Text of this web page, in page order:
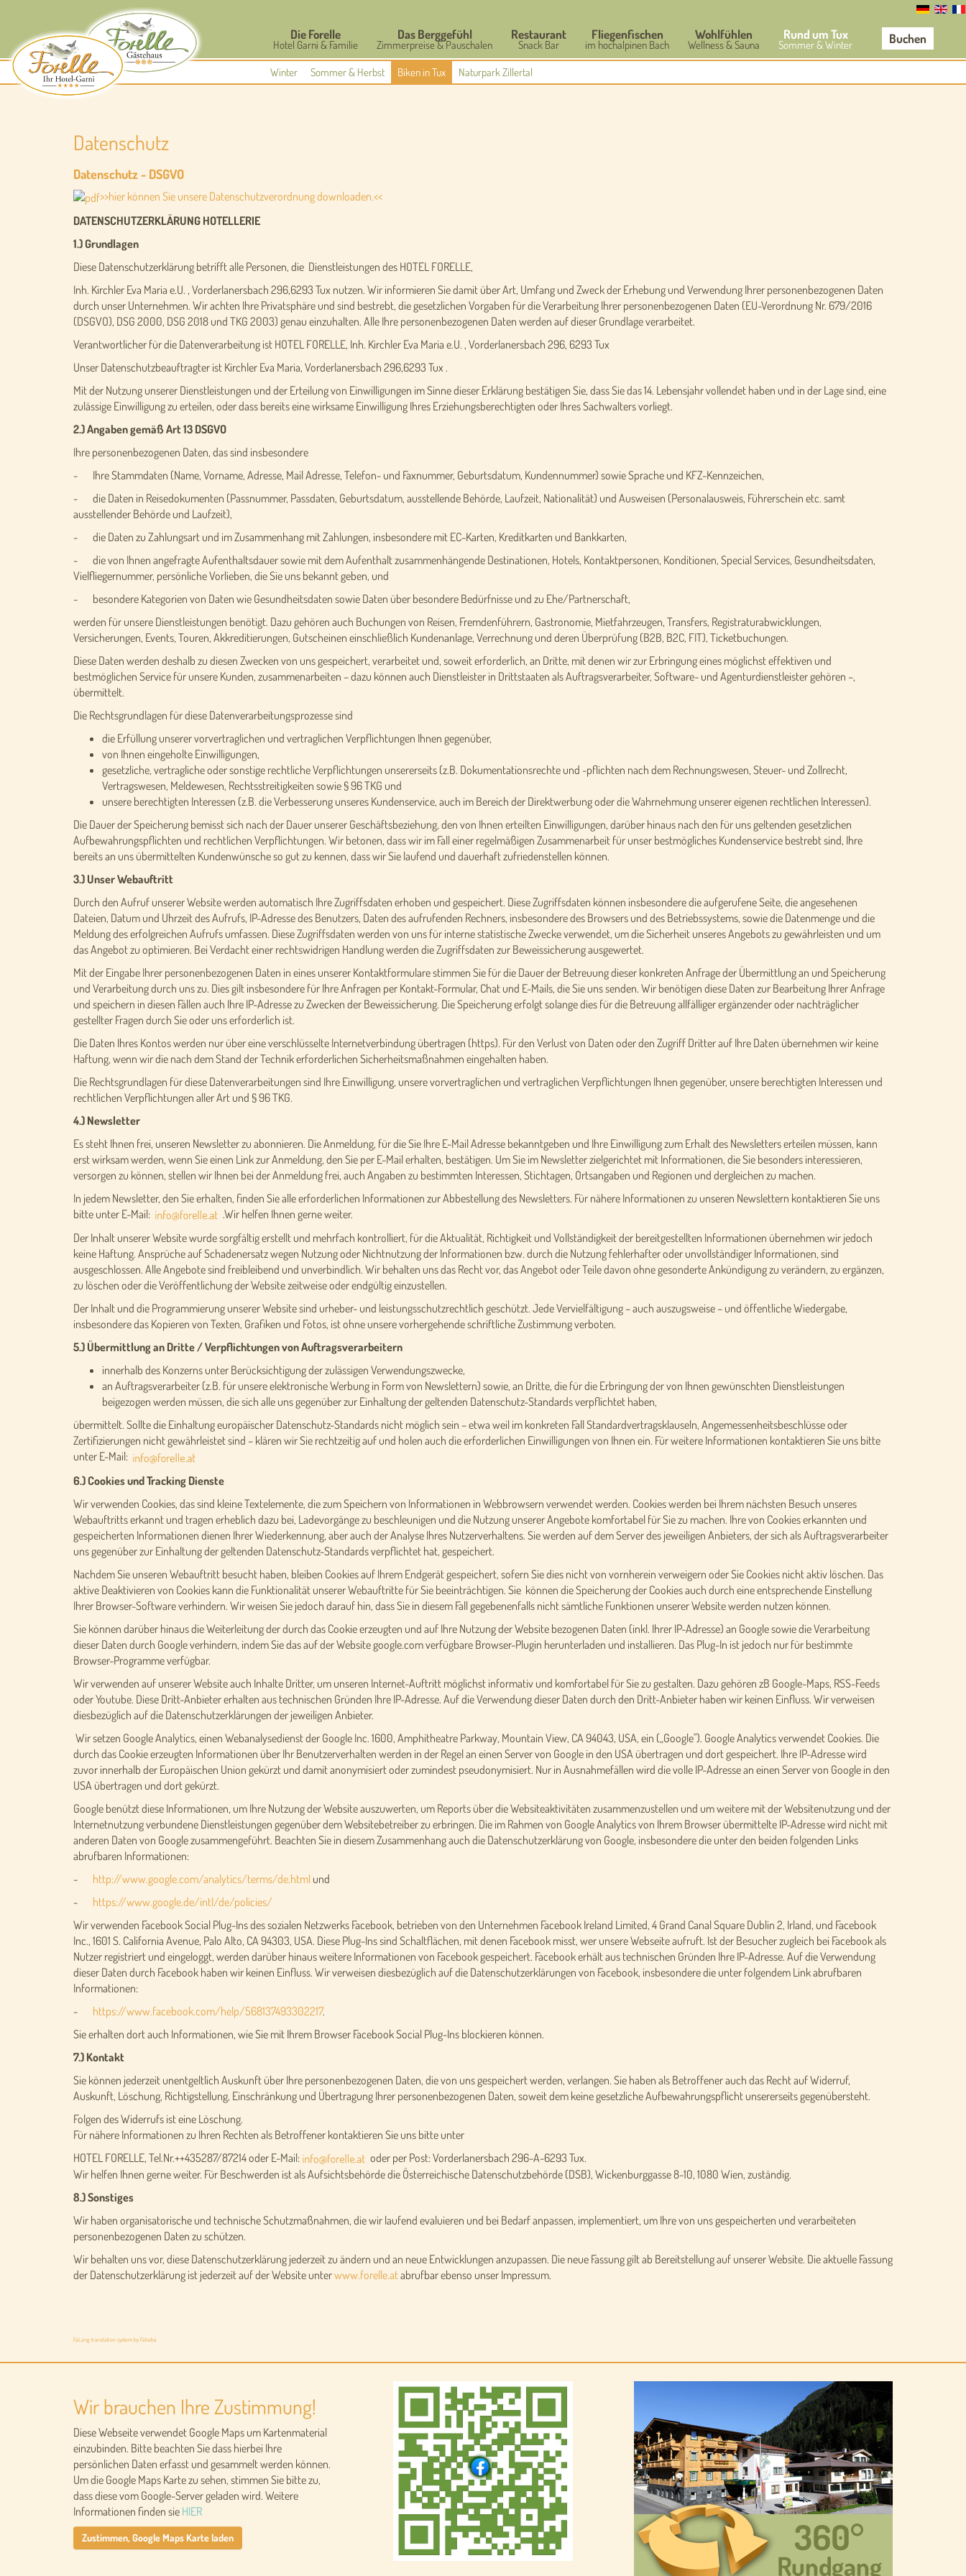
Die Forelle
Hotel Garni & Familie
Das Berggefühl
Zimmerpreise & Pauschalen
Restaurant
Snack Bar
Fliegenfischen
im hochalpinen Bach
Wohlfühlen
Wellness & Sauna
Rund um Tux
Sommer & Winter Buchen
Winter Sommer & Herbst Biken in Tux Naturpark Zillertal
Datenschutz
Datenschutz - DSGVO
>>hier können Sie unsere Datenschutzverordnung downloaden.<<
DATENSCHUTZERKLÄRUNG HOTELLERIE
1.) Grundlagen
Diese Datenschutzerklärung betrifft alle Personen, die Dienstleistungen des HOTEL FORELLE,
Inh. Kirchler Eva Maria e.U. , Vorderlanersbach 296,6293 Tux nutzen. Wir informieren Sie damit über Art, Umfang und Zweck der Erhebung und Verwendung Ihrer personenbezogenen Daten
durch unser Unternehmen. Wir achten Ihre Privatsphäre und sind bestrebt, die gesetzlichen Vorgaben für die Verarbeitung Ihrer personenbezogenen Daten (EU-Verordnung Nr. 679/2016
(DSGVO), DSG 2000, DSG 2018 und TKG 2003) genau einzuhalten. Alle Ihre personenbezogenen Daten werden auf dieser Grundlage verarbeitet.
Verantwortlicher für die Datenverarbeitung ist HOTEL FORELLE, Inh. Kirchler Eva Maria e.U. , Vorderlanersbach 296, 6293 Tux
Unser Datenschutzbeauftragter ist Kirchler Eva Maria, Vorderlanersbach 296,6293 Tux .
Mit der Nutzung unserer Dienstleistungen und der Erteilung von Einwilligungen im Sinne dieser Erklärung bestätigen Sie, dass Sie das 14. Lebensjahr vollendet haben und in der Lage sind, eine
zulässige Einwilligung zu erteilen, oder dass bereits eine wirksame Einwilligung Ihres Erziehungsberechtigten oder Ihres Sachwalters vorliegt.
2.) Angaben gemäß Art 13 DSGVO
Ihre personenbezogenen Daten, das sind insbesondere
- Ihre Stammdaten (Name, Vorname, Adresse, Mail Adresse, Telefon- und Faxnummer, Geburtsdatum, Kundennummer) sowie Sprache und KFZ-Kennzeichen,
- die Daten in Reisedokumenten (Passnummer, Passdaten, Geburtsdatum, ausstellende Behörde, Laufzeit, Nationalität) und Ausweisen (Personalausweis, Führerschein etc. samt
ausstellender Behörde und Laufzeit),
- die Daten zu Zahlungsart und im Zusammenhang mit Zahlungen, insbesondere mit EC-Karten, Kreditkarten und Bankkarten,
- die von Ihnen angefragte Aufenthaltsdauer sowie mit dem Aufenthalt zusammenhängende Destinationen, Hotels, Kontaktpersonen, Konditionen, Special Services, Gesundheitsdaten,
Vielfliegernummer, persönliche Vorlieben, die Sie uns bekannt geben, und
- besondere Kategorien von Daten wie Gesundheitsdaten sowie Daten über besondere Bedürfnisse und zu Ehe/Partnerschaft,
werden für unsere Dienstleistungen benötigt. Dazu gehören auch Buchungen von Reisen, Fremdenführern, Gastronomie, Mietfahrzeugen, Transfers, Registraturabwicklungen,
Versicherungen, Events, Touren, Akkreditierungen, Gutscheinen einschließlich Kundenanlage, Verrechnung und deren Überprüfung (B2B, B2C, FIT), Ticketbuchungen.
Diese Daten werden deshalb zu diesen Zwecken von uns gespeichert, verarbeitet und, soweit erforderlich, an Dritte, mit denen wir zur Erbringung eines möglichst effektiven und
bestmöglichen Service für unsere Kunden, zusammenarbeiten – dazu können auch Dienstleister in Drittstaaten als Auftragsverarbeiter, Software- und Agenturdienstleister gehören –,
übermittelt.
Die Rechtsgrundlagen für diese Datenverarbeitungsprozesse sind
die Erfüllung unserer vorvertraglichen und vertraglichen Verpflichtungen Ihnen gegenüber,
von Ihnen eingeholte Einwilligungen,
gesetzliche, vertragliche oder sonstige rechtliche Verpflichtungen unsererseits (z.B. Dokumentationsrechte und -pflichten nach dem Rechnungswesen, Steuer- und Zollrecht,
Vertragswesen, Meldewesen, Rechtsstreitigkeiten sowie § 96 TKG und
unsere berechtigten Interessen (z.B. die Verbesserung unseres Kundenservice, auch im Bereich der Direktwerbung oder die Wahrnehmung unserer eigenen rechtlichen Interessen).
Die Dauer der Speicherung bemisst sich nach der Dauer unserer Geschäftsbeziehung, den von Ihnen erteilten Einwilligungen, darüber hinaus nach den für uns geltenden gesetzlichen
Aufbewahrungspflichten und rechtlichen Verpflichtungen. Wir betonen, dass wir im Fall einer regelmäßigen Zusammenarbeit für unser bestmögliches Kundenservice bestrebt sind, Ihre
bereits an uns übermittelten Kundenwünsche so gut zu kennen, dass wir Sie laufend und dauerhaft zufriedenstellen können.
3.) Unser Webauftritt
Durch den Aufruf unserer Website werden automatisch Ihre Zugriffsdaten erhoben und gespeichert. Diese Zugriffsdaten können insbesondere die aufgerufene Seite, die angesehenen
Dateien, Datum und Uhrzeit des Aufrufs, IP-Adresse des Benutzers, Daten des aufrufenden Rechners, insbesondere des Browsers und des Betriebssystems, sowie die Datenmenge und die
Meldung des erfolgreichen Aufrufs umfassen. Diese Zugriffsdaten werden von uns für interne statistische Zwecke verwendet, um die Sicherheit unseres Angebots zu gewährleisten und um
das Angebot zu optimieren. Bei Verdacht einer rechtswidrigen Handlung werden die Zugriffsdaten zur Beweissicherung ausgewertet.
Mit der Eingabe Ihrer personenbezogenen Daten in eines unserer Kontaktformulare stimmen Sie für die Dauer der Betreuung dieser konkreten Anfrage der Übermittlung an und Speicherung
und Verarbeitung durch uns zu. Dies gilt insbesondere für Ihre Anfragen per Kontakt-Formular, Chat und E-Mails, die Sie uns senden. Wir benötigen diese Daten zur Bearbeitung Ihrer Anfrage
und speichern in diesen Fällen auch Ihre IP-Adresse zu Zwecken der Beweissicherung. Die Speicherung erfolgt solange dies für die Betreuung allfälliger ergänzender oder nachträglicher
gestellter Fragen durch Sie oder uns erforderlich ist.
Die Daten Ihres Kontos werden nur über eine verschlüsselte Internetverbindung übertragen (https). Für den Verlust von Daten oder den Zugriff Dritter auf Ihre Daten übernehmen wir keine
Haftung, wenn wir die nach dem Stand der Technik erforderlichen Sicherheitsmaßnahmen eingehalten haben.
Die Rechtsgrundlagen für diese Datenverarbeitungen sind Ihre Einwilligung, unsere vorvertraglichen und vertraglichen Verpflichtungen Ihnen gegenüber, unsere berechtigten Interessen und
rechtlichen Verpflichtungen aller Art und § 96 TKG.
4.) Newsletter
Es steht Ihnen frei, unseren Newsletter zu abonnieren. Die Anmeldung, für die Sie Ihre E-Mail Adresse bekanntgeben und Ihre Einwilligung zum Erhalt des Newsletters erteilen müssen, kann
erst wirksam werden, wenn Sie einen Link zur Anmeldung, den Sie per E-Mail erhalten, bestätigen. Um Sie im Newsletter zielgerichtet mit Informationen, die Sie besonders interessieren,
versorgen zu können, stellen wir Ihnen bei der Anmeldung frei, auch Angaben zu bestimmten Interessen, Stichtagen, Ortsangaben und Regionen und dergleichen zu machen.
In jedem Newsletter, den Sie erhalten, finden Sie alle erforderlichen Informationen zur Abbestellung des Newsletters. Für nähere Informationen zu unseren Newslettern kontaktieren Sie uns
bitte unter E-Mail:
.Wir helfen Ihnen gerne weiter.
Der Inhalt unserer Website wurde sorgfältig erstellt und mehrfach kontrolliert, für die Aktualität, Richtigkeit und Vollständigkeit der bereitgestellten Informationen übernehmen wir jedoch
keine Haftung. Ansprüche auf Schadenersatz wegen Nutzung oder Nichtnutzung der Informationen bzw. durch die Nutzung fehlerhafter oder unvollständiger Informationen, sind
ausgeschlossen. Alle Angebote sind freibleibend und unverbindlich. Wir behalten uns das Recht vor, das Angebot oder Teile davon ohne gesonderte Ankündigung zu verändern, zu ergänzen,
zu löschen oder die Veröffentlichung der Website zeitweise oder endgültig einzustellen.
Der Inhalt und die Programmierung unserer Website sind urheber- und leistungsschutzrechtlich geschützt. Jede Vervielfältigung – auch auszugsweise – und öffentliche Wiedergabe,
insbesondere das Kopieren von Texten, Grafiken und Fotos, ist ohne unsere vorhergehende schriftliche Zustimmung verboten.
5.) Übermittlung an Dritte / Verpflichtungen von Auftragsverarbeitern
innerhalb des Konzerns unter Berücksichtigung der zulässigen Verwendungszwecke,
an Auftragsverarbeiter (z.B. für unsere elektronische Werbung in Form von Newslettern) sowie, an Dritte, die für die Erbringung der von Ihnen gewünschten Dienstleistungen
beigezogen werden müssen, die sich alle uns gegenüber zur Einhaltung der geltenden Datenschutz-Standards verpflichtet haben,
übermittelt. Sollte die Einhaltung europäischer Datenschutz-Standards nicht möglich sein – etwa weil im konkreten Fall Standardvertragsklauseln, Angemessenheitsbeschlüsse oder
Zertifizierungen nicht gewährleistet sind – klären wir Sie rechtzeitig auf und holen auch die erforderlichen Einwilligungen von Ihnen ein. Für weitere Informationen kontaktieren Sie uns bitte
unter E-Mail:
6.) Cookies und Tracking Dienste
Wir verwenden Cookies, das sind kleine Textelemente, die zum Speichern von Informationen in Webbrowsern verwendet werden. Cookies werden bei Ihrem nächsten Besuch unseres
Webauftritts erkannt und tragen erheblich dazu bei, Ladevorgänge zu beschleunigen und die Nutzung unserer Angebote komfortabel für Sie zu machen. Ihre von Cookies erkannten und
gespeicherten Informationen dienen Ihrer Wiederkennung, aber auch der Analyse Ihres Nutzerverhaltens. Sie werden auf dem Server des jeweiligen Anbieters, der sich als Auftragsverarbeiter
uns gegenüber zur Einhaltung der geltenden Datenschutz-Standards verpflichtet hat, gespeichert.
Nachdem Sie unseren Webauftritt besucht haben, bleiben Cookies auf Ihrem Endgerät gespeichert, sofern Sie dies nicht von vornherein verweigern oder Sie Cookies nicht aktiv löschen. Das
aktive Deaktivieren von Cookies kann die Funktionalität unserer Webauftritte für Sie beeinträchtigen. Sie können die Speicherung der Cookies auch durch eine entsprechende Einstellung
Ihrer Browser-Software verhindern. Wir weisen Sie jedoch darauf hin, dass Sie in diesem Fall gegebenenfalls nicht sämtliche Funktionen unserer Website werden nutzen können.
Sie können darüber hinaus die Weiterleitung der durch das Cookie erzeugten und auf Ihre Nutzung der Website bezogenen Daten (inkl. Ihrer IP-Adresse) an Google sowie die Verarbeitung
dieser Daten durch Google verhindern, indem Sie das auf der Website google.com verfügbare Browser-Plugin herunterladen und installieren. Das Plug-In ist jedoch nur für bestimmte
Browser-Programme verfügbar.
Wir verwenden auf unserer Website auch Inhalte Dritter, um unseren Internet-Auftritt möglichst informativ und komfortabel für Sie zu gestalten. Dazu gehören zB Google-Maps, RSS-Feeds
oder Youtube. Diese Dritt-Anbieter erhalten aus technischen Gründen Ihre IP-Adresse. Auf die Verwendung dieser Daten durch den Dritt-Anbieter haben wir keinen Einfluss. Wir verweisen
diesbezüglich auf die Datenschutzerklärungen der jeweiligen Anbieter.
Wir setzen Google Analytics, einen Webanalysedienst der Google Inc. 1600, Amphitheatre Parkway, Mountain View, CA 94043, USA, ein („Google"). Google Analytics verwendet Cookies. Die
durch das Cookie erzeugten Informationen über Ihr Benutzerverhalten werden in der Regel an einen Server von Google in den USA übertragen und dort gespeichert. Ihre IP-Adresse wird
zuvor innerhalb der Europäischen Union gekürzt und damit anonymisiert oder zumindest pseudonymisiert. Nur in Ausnahmefällen wird die volle IP-Adresse an einen Server von Google in den
USA übertragen und dort gekürzt.
Google benützt diese Informationen, um Ihre Nutzung der Website auszuwerten, um Reports über die Websiteaktivitäten zusammenzustellen und um weitere mit der Websitenutzung und der
Internetnutzung verbundene Dienstleistungen gegenüber dem Websitebetreiber zu erbringen. Die im Rahmen von Google Analytics von Ihrem Browser übermittelte IP-Adresse wird nicht mit
anderen Daten von Google zusammengeführt. Beachten Sie in diesem Zusammenhang auch die Datenschutzerklärung von Google, insbesondere die unter den beiden folgenden Links
abrufbaren Informationen:
- http://www.google.com/analytics/terms/de.html und
- https://www.google.de/intl/de/policies/
Wir verwenden Facebook Social Plug-Ins des sozialen Netzwerks Facebook, betrieben von den Unternehmen Facebook Ireland Limited, 4 Grand Canal Square Dublin 2, Irland, und Facebook
Inc., 1601 S. California Avenue, Palo Alto, CA 94303, USA. Diese Plug-Ins sind Schaltflächen, mit denen Facebook misst, wer unsere Webseite aufruft. Ist der Besucher zugleich bei Facebook als
Nutzer registriert und eingeloggt, werden darüber hinaus weitere Informationen von Facebook gespeichert. Facebook erhält aus technischen Gründen Ihre IP-Adresse. Auf die Verwendung
dieser Daten durch Facebook haben wir keinen Einfluss. Wir verweisen diesbezüglich auf die Datenschutzerklärungen von Facebook, insbesondere die unter folgendem Link abrufbaren
Informationen:
- https://www.facebook.com/help/568137493302217.
Sie erhalten dort auch Informationen, wie Sie mit Ihrem Browser Facebook Social Plug-Ins blockieren können.
7.) Kontakt
Sie können jederzeit unentgeltlich Auskunft über Ihre personenbezogenen Daten, die von uns gespeichert werden, verlangen. Sie haben als Betroffener auch das Recht auf Widerruf,
Auskunft, Löschung, Richtigstellung, Einschränkung und Übertragung Ihrer personenbezogenen Daten, soweit dem keine gesetzliche Aufbewahrungspflicht unsererseits gegenübersteht.
Folgen des Widerrufs ist eine Löschung.
Für nähere Informationen zu Ihren Rechten als Betroffener kontaktieren Sie uns bitte unter
HOTEL FORELLE, Tel.Nr.++435287/87214 oder E-Mail:
oder per Post: Vorderlanersbach 296-A-6293 Tux.
Wir helfen Ihnen gerne weiter. Für Beschwerden ist als Aufsichtsbehörde die Österreichische Datenschutzbehörde (DSB), Wickenburggasse 8-10, 1080 Wien, zuständig.
8.) Sonstiges
Wir haben organisatorische und technische Schutzmaßnahmen, die wir laufend evaluieren und bei Bedarf anpassen, implementiert, um Ihre von uns gespeicherten und verarbeiteten
personenbezogenen Daten zu schützen.
Wir behalten uns vor, diese Datenschutzerklärung jederzeit zu ändern und an neue Entwicklungen anzupassen. Die neue Fassung gilt ab Bereitstellung auf unserer Website. Die aktuelle Fassung
der Datenschutzerklärung ist jederzeit auf der Website unterwww.forelle.atabrufbar ebenso unser Impressum.
FaLang translation system by Faboba
Wir brauchen Ihre Zustimmung!
Diese Webseite verwendet Google Maps um Kartenmaterial
einzubinden. Bitte beachten Sie dass hierbei Ihre
persönlichen Daten erfasst und gesammelt werden können.
Um die Google Maps Karte zu sehen, stimmen Sie bitte zu,
dass diese vom Google-Server geladen wird. Weitere
Informationen finden sie HIER